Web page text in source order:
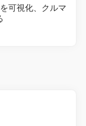
可視化、クルマ